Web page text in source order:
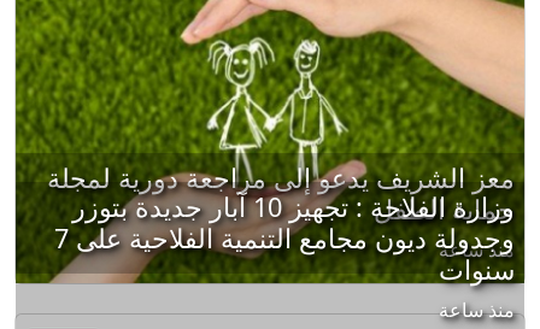
معز الشريف يدعو إلى مراجعة دورية لمجلة
حماية الطفل
منذ ساعة
وزارة الفلاحة : تجهيز 10 آبار جديدة بتوزر
وجدولة ديون مجامع التنمية الفلاحية على 7
سنوات
منذ ساعة